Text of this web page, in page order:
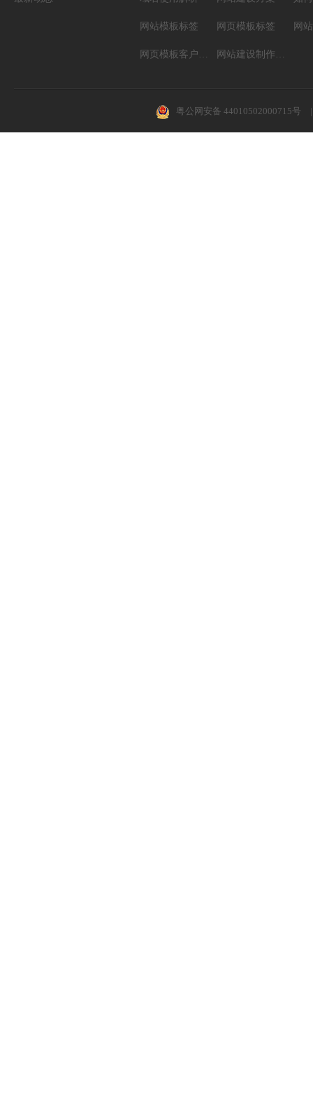
网站模板标签 网页模板标签
网页模板客户案例 网站建设制作知识
粤公网安备 44010502000715号 |